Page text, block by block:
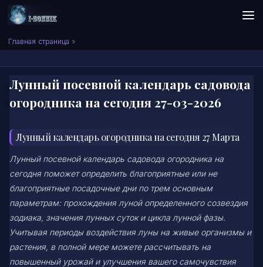
Skip to content
Сонник I-SONNIK.COM
Главная страница »
Лунный посевной календарь садовода
огородника на сегодня 27-03-2026
Лунный календарь огородника на сегодня 27 Марта
Лунный посевной календарь садовода огородника на
сегодня поможет определить благоприятные или не
благоприятные посадочные дни по трем основным
параметрам: прохождения луной определенного созвездия
зодиака, значения лунных суток и цикла лунной фазы.
Учитывая периоды воздействия луны на живые организмы и
растения, в полной мере можете рассчитывать на
повышенный урожай и улучшения вашего самочувствия